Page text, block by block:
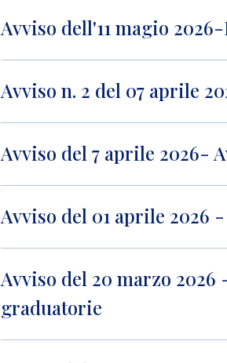
Avviso dell'11 magio
Avviso n. 2 del 07 aprile
Avviso del 7 aprile 2026-
Avviso del 01 aprile
Avviso del 20 marzo
graduatorie